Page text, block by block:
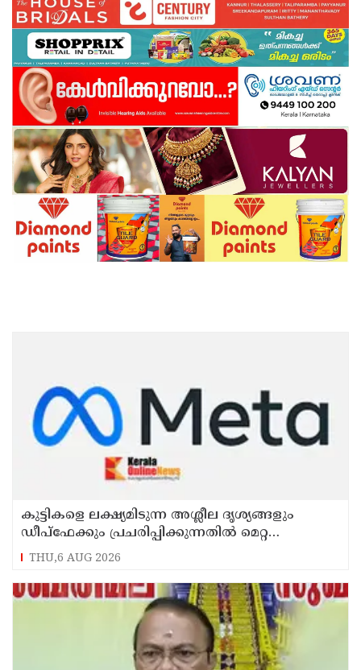
കുട്ടികളെ ലക്ഷ്യമിടുന്ന അശ്ലീല ദൃശ്യങ്ങളും
ഡീപ്ഫേക്കും പ്രചരിപ്പിക്കുന്നതില്‍ മെറ്റ
കേന്ദ്രത്തോട് മാപ്പ് പറഞ്ഞു
THU,6 AUG 2026